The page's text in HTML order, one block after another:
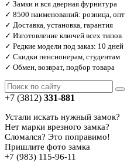
✓ Замки и вся дверная фурнитура
✓ 8500 наименований: розница, опт
✓ Доставка, установка, гарантия
✓ Изготовление ключей всех типов
✓ Редкие модели под заказ: 10 дней
✓ Скидки пенсионерам, студентам
✓ Обмен, возврат, подбор товара
+7 (3812) 331-881
Устали искать нужный замок?
Нет марки врезного замка?
Сломался? Это поправимо!
Пришлите фото замка
+7 (983) 115-96-11